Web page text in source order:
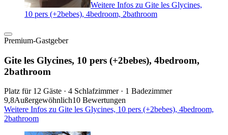
Weitere Infos zu Gite les Glycines,
10 pers (+2bebes), 4bedroom, 2bathroom
Premium-Gastgeber
Gite les Glycines, 10 pers (+2bebes), 4bedroom,
2bathroom
Platz für 12 Gäste · 4 Schlafzimmer · 1 Badezimmer
9,8Außergewöhnlich10 Bewertungen
Weitere Infos zu Gite les Glycines, 10 pers (+2bebes), 4bedroom,
2bathroom